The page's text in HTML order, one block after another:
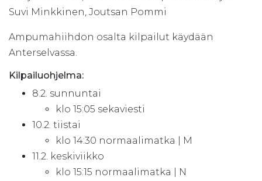
Suvi Minkkinen, Joutsan Pommi
Ampumahiihdon osalta kilpailut käydään
Anterselvassa.
Kilpailuohjelma:
8.2. sunnuntai
klo 15:05 sekaviesti
10.2. tiistai
klo 14:30 normaalimatka | M
11.2. keskiviikko
klo 15:15 normaalimatka | N